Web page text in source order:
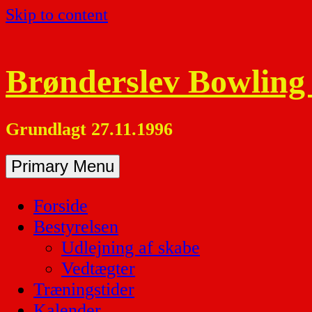
Skip to content
Brønderslev
Grundlagt 27.11.1996
Primary Menu
Forside
Bestyrelsen
Udlejning af skabe
Vedtægter
Træningstider